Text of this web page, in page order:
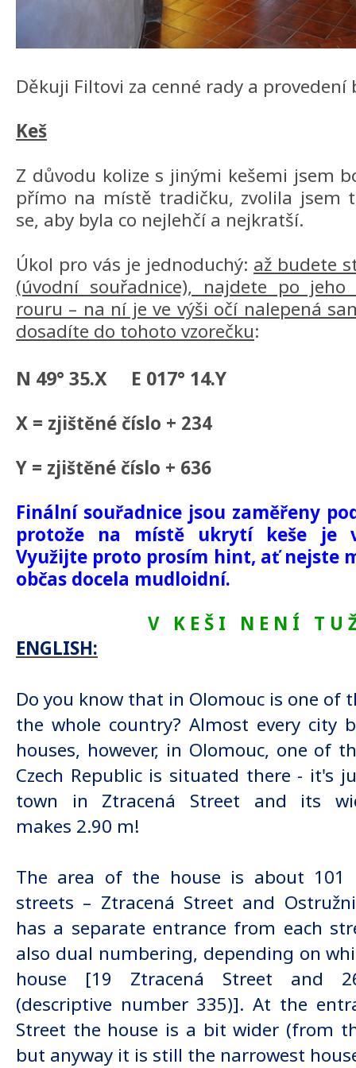
Děkuji Filtovi za cenné rady a provedení
Keš
Z důvodu kolize s jinými kešemi jsem
přímo na místě tradičku, zvolila jsem
se, aby byla co nejlehčí a nejkratší.
Úkol pro vás je jednoduchý: až budete
(úvodní souřadnice), najdete po
rouru – na ní je ve výši očí nalepená
dosadíte do tohoto vzorečku:
N 49° 35.X E 017° 14.Y
X = zjištěné číslo + 234
Y = zjištěné číslo + 636
Finální souřadnice jsou zaměřeny
protože na místě ukrytí keše je
Využijte proto prosím hint, ať nejste
občas docela mudloidní.
V K E Š I N E N Í T U
ENGLISH:
Do you know that in Olomouc is one of
the whole country? Almost every city
houses, however, in Olomouc, one of
Czech Republic is situated there - it's
town in Ztracená Street and its
makes 2.90 m!
The area of the house is about 101
streets – Ztracená Street and
has a separate entrance from each
also dual numbering, depending on
house [19 Ztracená Street and
(descriptive number 335)]. At the
Street the house is a bit wider (from
but anyway it is still the narrowest